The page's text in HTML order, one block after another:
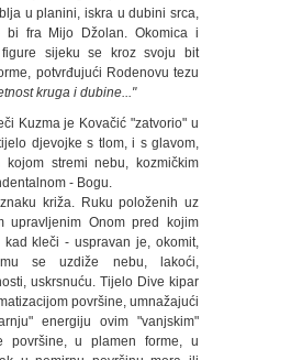
u planini, iskra u dubini srca,
bi fra Mijo Džolan. Okomica i
figure sijeku se kroz svoju bit
potvrđujući Rodenovu tezu
kruga i dubine..."
Kuzma je Kovačić "zatvorio" u
djevojke s tlom, i s glavom,
stremi nebu, kozmičkim
- Bogu.
križa. Ruku položenih uz
upravljenim Onom pred kojim
kleči - uspravan je, okomit,
se uzdiže nebu, lakoći,
uskrsnuću. Tijelo Dive kipar
površine, umnažajući
energiju ovim "vanjskim"
površine, u plamen forme, u